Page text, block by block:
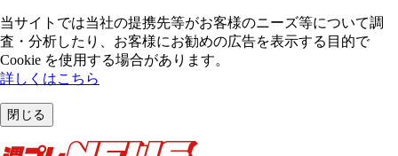
当サイトでは当社の提携先等がお客様のニーズ等について調
査・分析したり、お客様にお勧めの広告を表⽰する⽬的で
Cookie を使⽤する場合があります。
詳しくはこちら
閉じる